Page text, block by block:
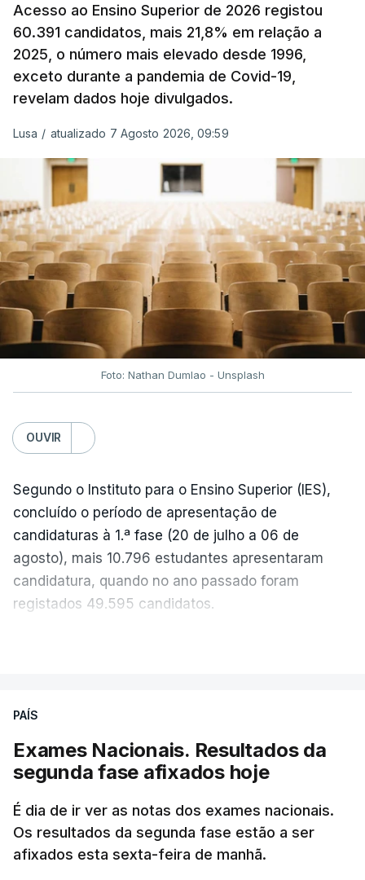
O Governo comprometeu-se a aplicar uma redução
extraordinária e temporária no ISP, sempre que se
verifique um aumento do preço dos combustíveis
superior a 10 cêntimos, para mitigar a escalada de
preços.
Depois de uma subida inicial devido à guerra no
Irão, à tensão geopolítica no Médio Oriente e ao
fecho do estreito de Ormuz, os preços dos
combustíveis desceram durante o cessar-fogo
entre Washington e Teerão.
No entanto, com o retomar do conflito, as últimas
semanas têm sido marcadas por uma subida
acentuada, tendência que deverá ser revertida na
próxima semana.
c/Lusa
Acesso ao Ensino Superior de 2026 registou
60.391 candidatos, mais 21,8% em relação a
2025, o número mais elevado desde 1996,
exceto durante a pandemia de Covid-19,
revelam dados hoje divulgados.
Lusa / atualizado 7 Agosto 2026, 09:59
Foto: Nathan Dumlao - Unsplash
OUVIR
Segundo o Instituto para o Ensino Superior (IES),
concluído o período de apresentação de
candidaturas à 1.ª fase (20 de julho a 06 de
agosto), mais 10.796 estudantes apresentaram
candidatura, quando no ano passado foram
registados 49.595 candidatos.
anos, exceto nos anos da pandemia de Covid-19,
excecionais para a conclusão do ensino
secundário e para a utilização de exames
nacionais como provas de ingresso", refere o
Ministério da Educação, Ciência e Inovação (MECI)
em comunicado.
PAÍS
Exames Nacionais. Resultados da
segunda fase afixados hoje
É dia de ir ver as notas dos exames nacionais.
Os resultados da segunda fase estão a ser
afixados esta sexta-feira de manhã.